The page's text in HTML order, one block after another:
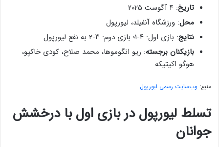
تاریخ: ۴ آگوست ۲۰۲۵
محل: ورزشگاه آنفیلد، لیورپول
نتایج: بازی اول: ۴-۱؛ بازی دوم: ۳-۲ به نفع لیورپول
بازیکنان برجسته: ریو انگوموها، محمد صلاح، کودی خاکپو،
هوگو اکیتیکه
منبع: وب‌سایت رسمی لیورپول
تسلط لیورپول در بازی اول با درخشش
جوانان